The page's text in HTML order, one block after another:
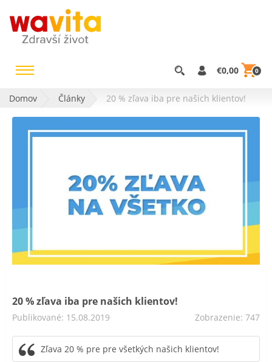
€0,00 0
Domov Články 20 % zľava iba pre našich klientov!
20 % zľava iba pre našich klientov!
Publikované: 15.08.2019 Zobrazenie: 747
Zľava 20 % pre pre všetkých našich klientov!